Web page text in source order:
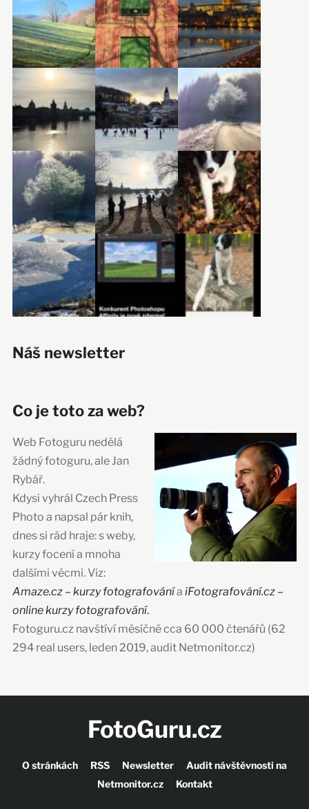
Náš newsletter
Co je toto za web?
Web Fotoguru nedělá
žádný fotoguru, ale Jan
Rybář.
Kdysi vyhrál Czech Press
Photo a napsal pár knih,
dnes si rád hraje: s weby,
kurzy focení a mnoha
dalšími věcmi. Viz:
Amaze.cz – kurzy fotografovánía iFotografování.cz –
online kurzy fotografování.
Fotoguru.cz navštíví měsíčně cca 60 000 čtenářů (62
294 real users, leden 2019, audit Netmonitor.cz)
FotoGuru.cz
O stránkách RSS Newsletter
Audit návštěvnosti na
Netmonitor.cz
Kontakt